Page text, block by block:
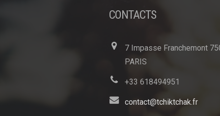
CONTACTS
7 Impasse Franchemont
PARIS
+33 618494951
contact@tchiktchak.fr